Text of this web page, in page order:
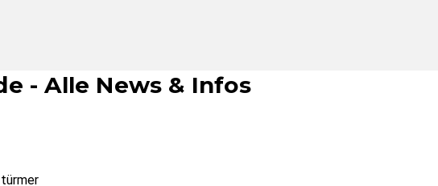
- Alle News & Infos